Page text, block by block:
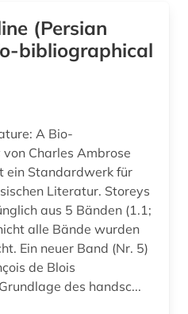
(Persian
bibliographical
A Bio-
Charles Ambrose
Literatur. Storeys
aus 5 Bänden (1.1;
alle Bände wurden
Ein neuer Band (Nr. 5)
de Blois
des handsc...